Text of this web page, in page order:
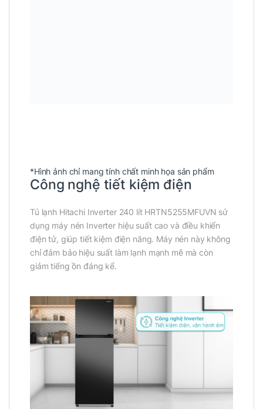
*Hình ảnh chỉ mang tính chất minh họa sản phẩm
Công nghệ tiết kiệm điện
Tủ lạnh Hitachi Inverter 240 lít HRTN5255MFUVN sử
dụng máy nén Inverter hiệu suất cao và điều khiển
điện tử, giúp tiết kiệm điện năng. Máy nén này không
chỉ đảm bảo hiệu suất làm lạnh mạnh mẽ mà còn
giảm tiếng ồn đáng kể.